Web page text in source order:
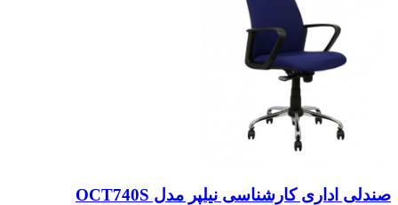
صندلی اداری کارشناسی نیلپر مدل OCT740S